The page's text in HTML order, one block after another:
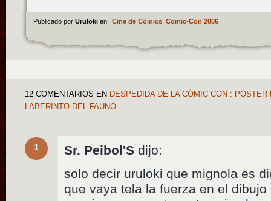
Publicado por Uruloki en Cine de Cómics, Comic-Con 2006.
12 COMENTARIOS EN DESPEDIDA DE LA CÓMIC CON :
LABERINTO DEL FAUNO…
1 Sr. Peibol'S dijo:
solo decir uruloki que mignola es
que vaya tela la fuerza en el